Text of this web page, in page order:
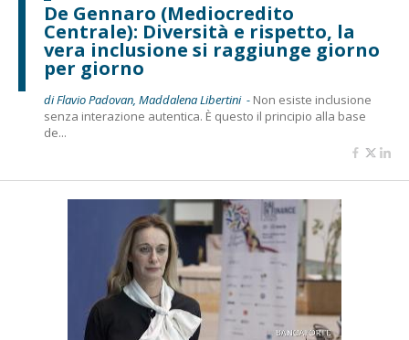
De Gennaro (Mediocredito
Centrale): Diversità e rispetto, la
vera inclusione si raggiunge giorno
per giorno
di Flavio Padovan, Maddalena Libertini - Non esiste inclusione
senza interazione autentica. È questo il principio alla base
de...